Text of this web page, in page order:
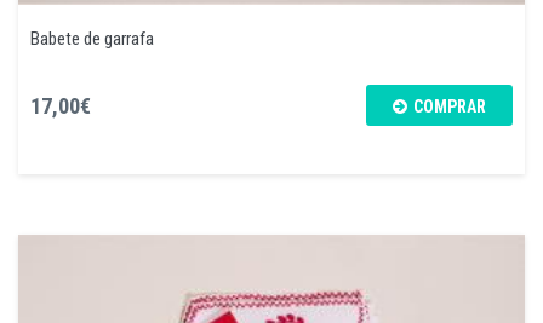
Babete de garrafa
17,00€ COMPRAR